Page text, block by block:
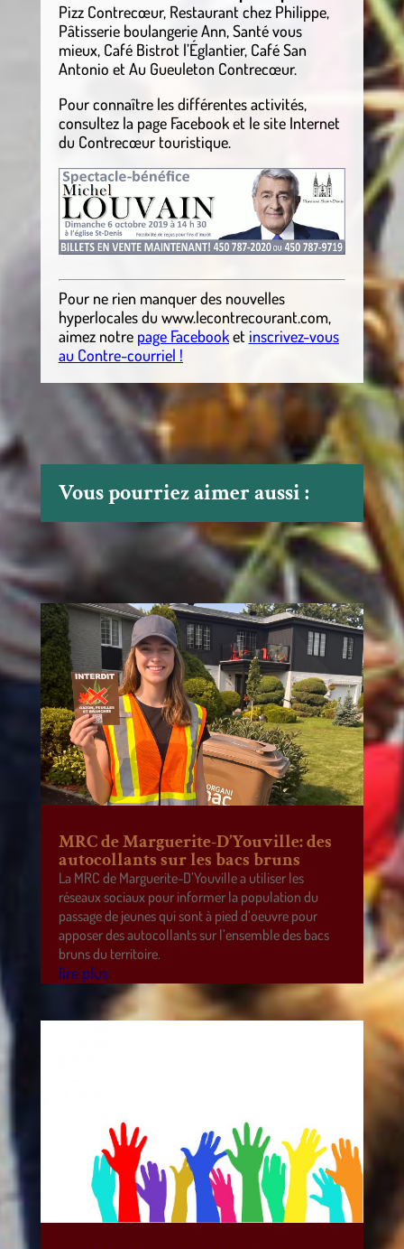
Pizz Contrecœur, Restaurant chez Philippe,
Pâtisserie boulangerie Ann, Santé vous
mieux, Café Bistrot l’Églantier, Café San
Antonio et Au Gueuleton Contrecœur.
Pour connaître les différentes activités,
consultez la page Facebook et le site Internet
du Contrecœur touristique.
Pour ne rien manquer des nouvelles
hyperlocalesdu www.lecontrecourant.com,
aimez notre page Facebooket inscrivez-vous
au Contre-courriel !
Vous pourriez aimer aussi :
MRC de Marguerite-D’Youville: des
autocollants sur les bacs bruns
La MRC de Marguerite-D’Youville a utiliser les
réseaux sociaux pour informer la population du
passage de jeunes qui sont à pied d’oeuvre pour
apposer des autocollants sur l’ensemble des bacs
bruns du territoire.
lire plus